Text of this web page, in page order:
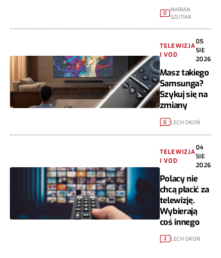
0
MARIAN
SZUTIAK
TELEWIZJA
I VOD
05
SIE
2026
Masz takiego
Samsunga?
Szykuj się na
zmiany
0 LECH OKOŃ
TELEWIZJA
I VOD
04
SIE
2026
Polacy nie
chcą płacić za
telewizję.
Wybierają
coś innego
2 LECH OKOŃ